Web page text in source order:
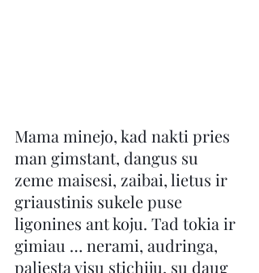
Mama minejo, kad nakti pries
man gimstant, dangus su
zeme maisesi, zaibai, lietus ir
griaustinis sukele puse
ligonines ant koju. Tad tokia ir
gimiau … nerami, audringa,
paliesta visu stichiju, su daug